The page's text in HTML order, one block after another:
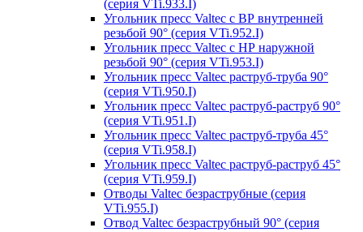
(серия VTi.933.I)
Угольник пресс Valtec с ВР внутренней
резьбой 90° (серия VTi.952.I)
Угольник пресс Valtec с НР наружной
резьбой 90° (серия VTi.953.I)
Угольник пресс Valtec раструб-труба 90°
(серия VTi.950.I)
Угольник пресс Valtec раструб-раструб 90°
(серия VTi.951.I)
Угольник пресс Valtec раструб-труба 45°
(серия VTi.958.I)
Угольник пресс Valtec раструб-раструб 45°
(серия VTi.959.I)
Отводы Valtec безраструбные (серия
VTi.955.I)
Отвод Valtec безраструбный 90° (серия